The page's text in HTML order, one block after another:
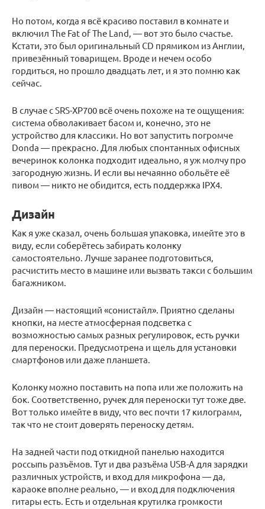
Но потом, когда я всё красиво поставил в комнате и
включил The Fat of The Land, — вот это было счастье.
Кстати, это был оригинальный CD прямиком из Англии,
привезённый товарищем. Вроде и нечем особо
гордиться, но прошло двадцать лет, и я это помню как
сейчас.
В случае с SRS-XP700 всё очень похоже на те ощущения:
система обволакивает басом и, конечно, это не
устройство для классики. Но вот запустить погромче
Donda — прекрасно. Для любых спонтанных офисных
вечеринок колонка подходит идеально, я уж молчу про
загородную жизнь. И если вы нечаянно обольёте её
пивом — никто не обидится, есть поддержка IPX4.
Дизайн
Как я уже сказал, очень большая упаковка, имейте это в
виду, если соберётесь забирать колонку
самостоятельно. Лучше заранее подготовиться,
расчистить место в машине или вызвать такси с большим
багажником.
Дизайн — настоящий «сонистайл». Приятно сделаны
кнопки, на месте атмосферная подсветка с
возможностью самых разных регулировок, есть ручки
для переноски. Предусмотрена и щель для установки
смартфонов или даже планшета.
Колонку можно поставить на попа или же положить на
бок. Соответственно, ручек для переноски тут тоже две.
Вот только имейте в виду, что вес почти 17 килограмм,
так что не стоит доверять переноску детям.
На задней части под откидной панелью находится
россыпь разъёмов. Тут и два разъёма USB-A для зарядки
различных устройств, и вход для микрофона — да,
караоке вполне реально, — и вход для подключения
гитары есть. Есть и отдельная крутилка громкости